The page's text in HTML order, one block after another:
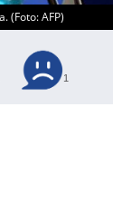
(Foto: AFP)
1